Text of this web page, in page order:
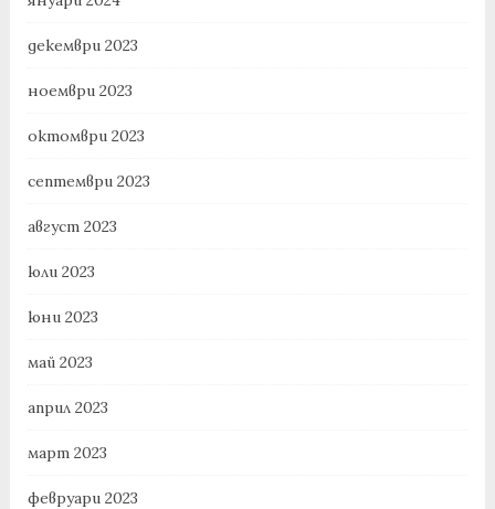
декември 2023
ноември 2023
октомври 2023
септември 2023
август 2023
юли 2023
юни 2023
май 2023
април 2023
март 2023
февруари 2023